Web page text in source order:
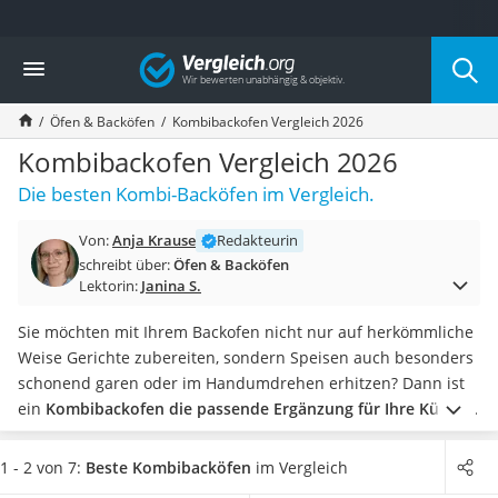
Die beliebtesten Vergleiche nach Kategorie
Haushalt
Wassersprudler
Zentralstaubsauger
Brotbackautomat
Wischroboter
Wäschespinne
Spülmaschinentabs
Akku-Staubsauger
AEG-Waschmaschine
Saug-Wisch-Roboter
Handstaubsauger
Milchaufschäumer
Kondenstrockner
Reiskocher
Vergleich
Öfen & Backöfen Kombibackofen Vergleich 2026
Kombibackofen Vergleich 2026
Die besten Kombi-Backöfen im Vergleich.
Von:Anja Krause
Redakteurin
schreibt über:Öfen & Backöfen
Lektorin: Janina S.
Sie möchten mit Ihrem Backofen nicht nur auf herkömmliche
Weise Gerichte zubereiten, sondern Speisen auch besonders
schonend garen oder im Handumdrehen erhitzen? Dann ist
ein Kombibackofen die passende Ergänzung für Ihre Küche
Ob ein Backofen mit integrierter Mikrowelle, mit Dampfgarer
oder mit beiden Zusatzoptionen: Mit den Kombi-Geräten
1 - 2 von 7: Beste Kombibacköfen im Vergleich